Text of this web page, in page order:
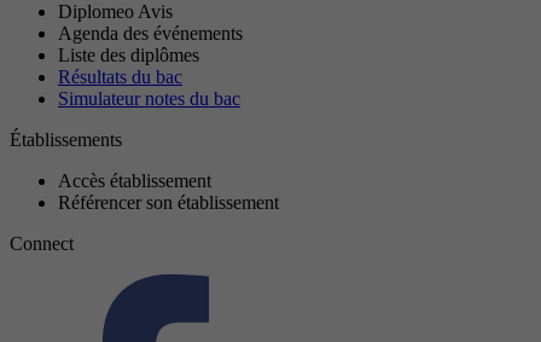
Diplomeo Avis
Agenda des événements
Liste des diplômes
Résultats du bac
Simulateur notes du bac
Établissements
Accès établissement
Référencer son établissement
Connect